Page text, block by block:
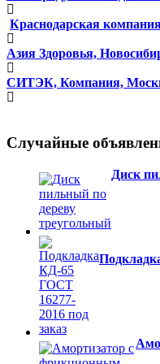
Краснодарская
Азия Здоровья,
СИТЭК, Компания,
Случайные
Диск